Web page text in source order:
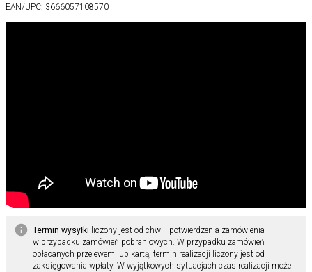
EAN/UPC: 3666057108570
Termin wysyłki liczony jest od chwili potwierdzenia zamówienia
w przypadku zamówień pobraniowych. W przypadku zamówień
opłacanych przelewem lub kartą, termin realizacji liczony jest od
zaksięgowania wpłaty. W wyjątkowych sytuacjach czas realizacji może